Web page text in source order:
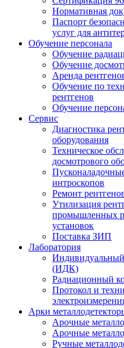
Нормативная
Паспорт
услуг для
Обучение персонала
Обучение
Обучение
Аренда
Обучение по
рентгенов
Обучение
Сервис
Диагностика
оборудования
Техническое
досмотрового
интроскопов
Ремонт
Утилизация
промышленных
установок
Поставка ЗИП
Лаборатория
(ИДК)
Радиационный
Протокол и
Арки
Арочные
Арочные
Ручные